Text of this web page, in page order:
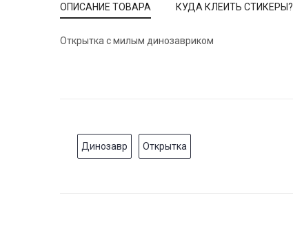
ОПИСАНИЕ ТОВАРА КУДА КЛЕИТЬ СТИКЕРЫ?
Открытка с милым динозавриком
Динозавр Открытка